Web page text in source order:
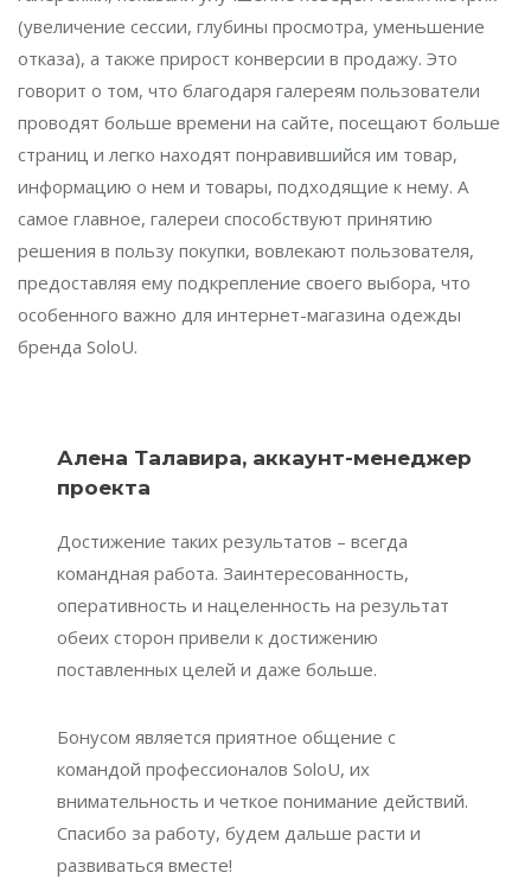
(увеличение сессии, глубины просмотра, уменьшение
отказа), а также прирост конверсии в продажу. Это
говорит о том, что благодаря галереям пользователи
проводят больше времени на сайте, посещают больше
страниц и легко находят понравившийся им товар,
информацию о нем и товары, подходящие к нему. А
самое главное, галереи способствуют принятию
решения в пользу покупки, вовлекают пользователя,
предоставляя ему подкрепление своего выбора, что
особенного важно для интернет-магазина одежды
бренда SoloU.
Алена Талавира, аккаунт-менеджер
проекта
Достижение таких результатов – всегда
командная работа. Заинтересованность,
оперативность и нацеленность на результат
обеих сторон привели к достижению
поставленных целей и даже больше.
Бонусом является приятное общение с
командой профессионалов SoloU, их
внимательность и четкое понимание действий.
Спасибо за работу, будем дальше расти и
развиваться вместе!